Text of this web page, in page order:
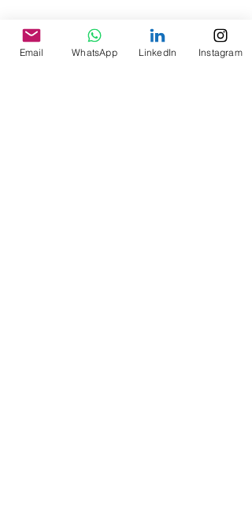
Posts recentes Ver tudo
Email WhatsApp LinkedIn Instagram